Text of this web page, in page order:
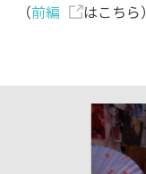
（前編 はこちら）